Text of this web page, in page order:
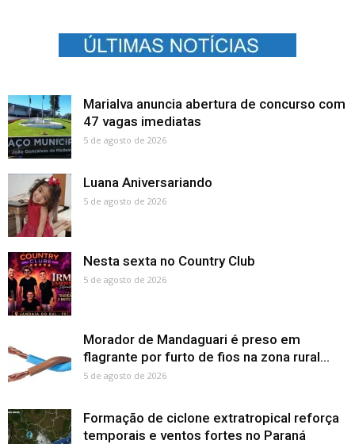
Marialva anuncia abertura de concurso com
47 vagas imediatas
5 de agosto de 2026
Luana Aniversariando
5 de agosto de 2026
Nesta sexta no Country Club
5 de agosto de 2026
Morador de Mandaguari é preso em
flagrante por furto de fios na zona rural...
5 de agosto de 2026
Formação de ciclone extratropical reforça
temporais e ventos fortes no Paraná